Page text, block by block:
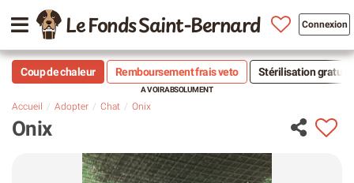
Le Fonds Saint-Bernard Connexion
Coup de chaleur Remboursement frais veto Stérilisation
Accueil Adopter Chat Onix
Onix